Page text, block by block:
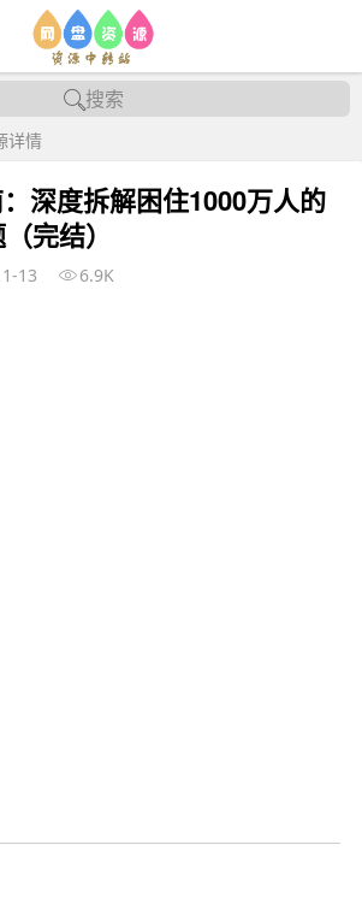
搜索
详情
深度拆解困住1000万人的
完结）
13 6.9K